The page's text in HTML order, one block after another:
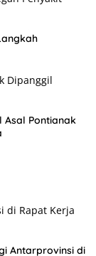
Asal Pontianak
Antarprovinsi di